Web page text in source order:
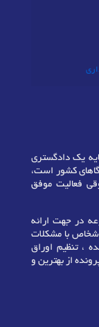
یک دادگستری
کشور است،
فعالیت موفق
در جهت ارائه
با مشکلات
، تنظیم اوراق
از بهترین و